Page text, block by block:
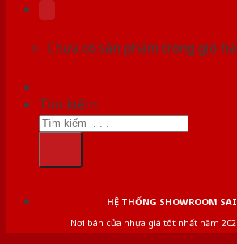
Chưa có sản phẩm trong giỏ
Tìm kiếm:
HỆ THỐNG SHOWROOM
Nơi bán cửa nhựa giá tốt nhất năm